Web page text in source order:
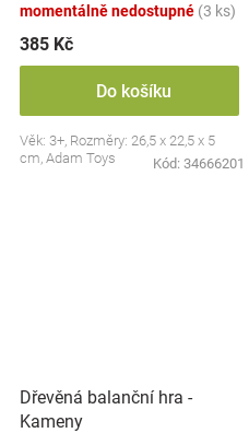
momentálně nedostupné (3 ks)
385 Kč
Do košíku
Věk: 3+, Rozměry: 26,5 x 22,5 x 5
cm, Adam Toys
Kód: 34666201
Dřevěná balanční hra -
Kameny